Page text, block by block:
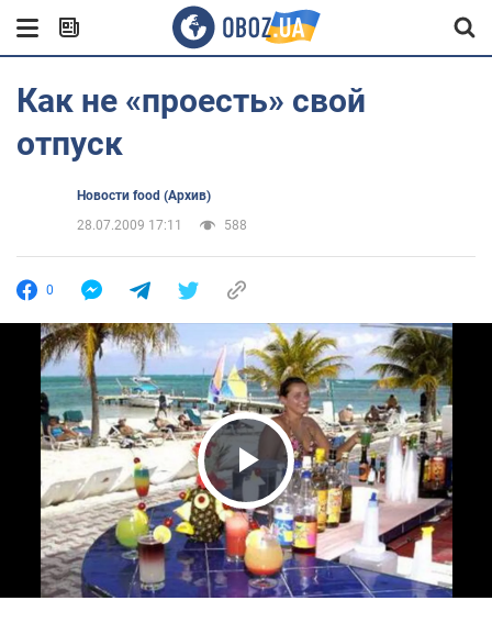
Как не «проесть» свой
отпуск
Новости food (Архив)
28.07.2009 17:11
588
0
Play Video